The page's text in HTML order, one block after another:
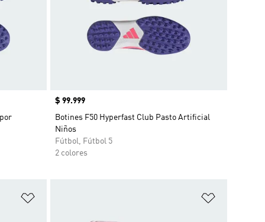
Precio
$ 99.999
Botines F50 Hyperfast Club Pasto Artificial
Niños
Fútbol, Fútbol 5
2 colores